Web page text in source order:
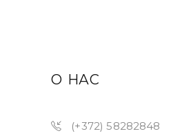
О НАС
(+372) 58282848